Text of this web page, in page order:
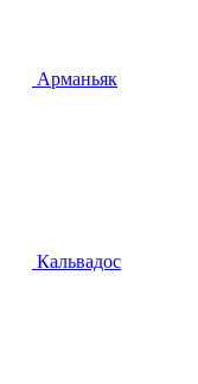
Арманьяк
Кальвадос